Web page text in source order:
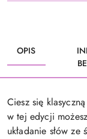
OPIS
Ciesz się
w tej edycji
układanie słów ze